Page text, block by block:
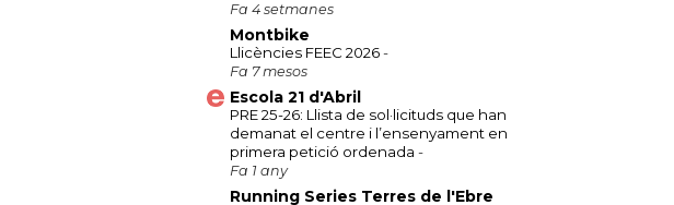
Fa 4 setmanes
Montbike
Llicències FEEC 2026-
Fa 7 mesos
Escola 21 d'Abril
PRE 25-26: Llista de sol·licituds que han
demanat el centre i l’ensenyament en
primera petició ordenada -
Fa 1 any
Running Series Terres de l'Ebre